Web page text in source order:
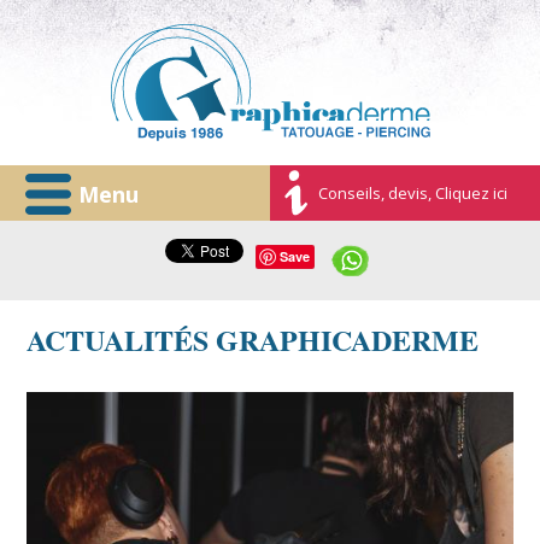
Menu Conseils, devis, Cliquez ici
Save
ACTUALITÉS GRAPHICADERME